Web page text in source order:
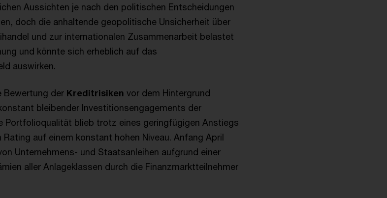
Aussichten je nach den politischen Entscheidungen
doch die anhaltende geopolitische Unsicherheit über
und zur internationalen Zusammenarbeit belastet
und könnte sich erheblich auf das
auswirken.
Bewertung der Kreditrisiken vor dem Hintergrund
bleibender Investitionsengagements der
Portfolioqualität blieb trotz eines geringfügigen Anstiegs
auf einem konstant hohen Niveau. Anfang April
Unternehmens- und Staatsanleihen aufgrund einer
aller Anlageklassen durch die Finanzmarktteilnehmer